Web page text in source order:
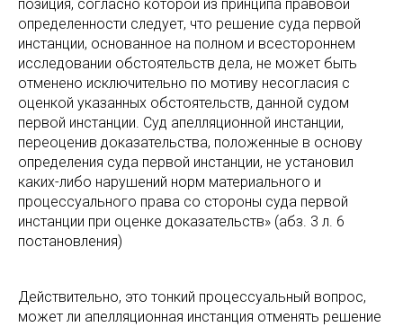
позиция, согласно которой из принципа правовой
определенности следует, что решение суда первой
инстанции, основанное на полном и всестороннем
исследовании обстоятельств дела, не может быть
отменено исключительно по мотиву несогласия с
оценкой указанных обстоятельств, данной судом
первой инстанции. Суд апелляционной инстанции,
переоценив доказательства, положенные в основу
определения суда первой инстанции, не установил
каких-либо нарушений норм материального и
процессуального права со стороны суда первой
инстанции при оценке доказательств» (абз. 3 л. 6
постановления)
Действительно, это тонкий процессуальный вопрос,
может ли апелляционная инстанция отменять решение